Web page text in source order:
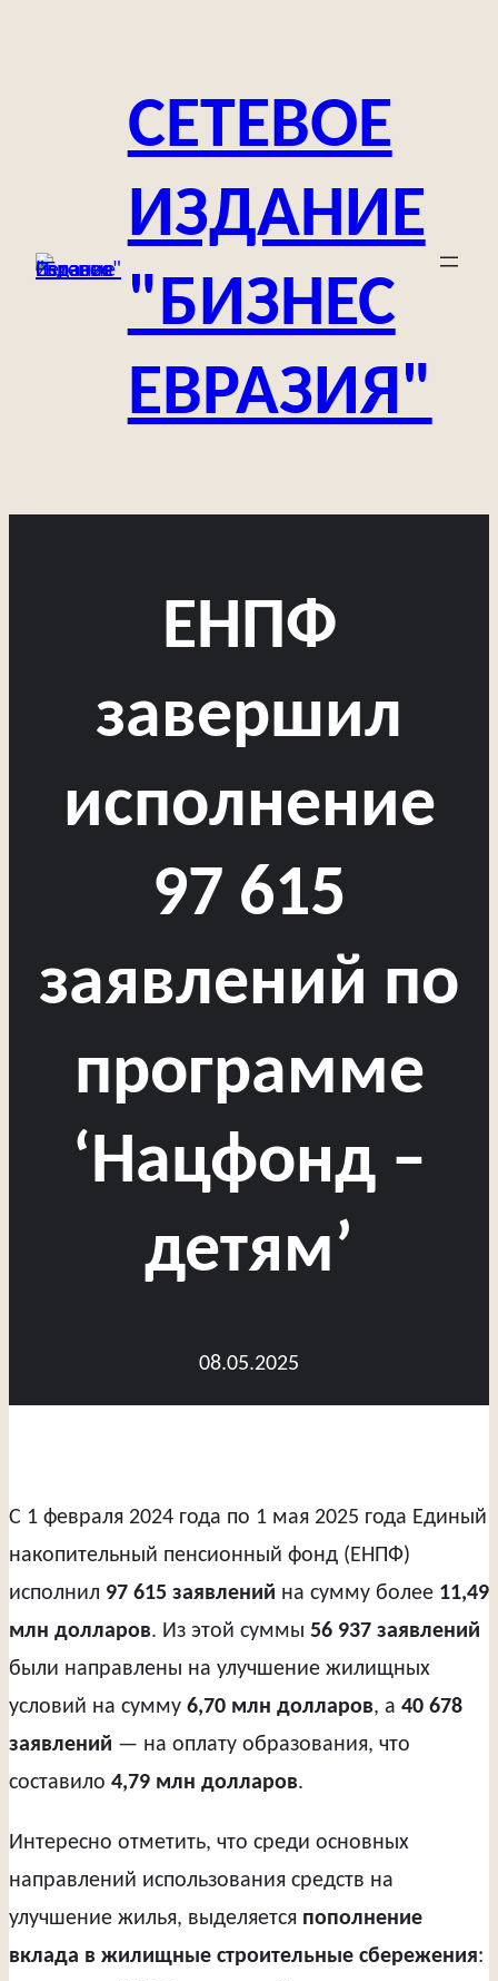
содержимомуСЕТЕВОЕ
ИЗДАНИЕ
"БИЗНЕС
ЕВРАЗИЯ"
ЕНПФ
завершил
исполнение
97 615
заявлений по
программе
‘Нацфонд –
детям’
08.05.2025
С 1 февраля 2024 года по 1 мая 2025 года Единый
накопительный пенсионный фонд (ЕНПФ)
исполнил 97 615 заявлений на сумму более 11,49
млн долларов. Из этой суммы 56 937 заявлений
были направлены на улучшение жилищных
условий на сумму 6,70 млн долларов, а 40 678
заявлений — на оплату образования, что
составило 4,79 млн долларов.
Интересно отметить, что среди основных
направлений использования средств на
улучшение жилья, выделяется пополнение
вклада в жилищные строительные сбережения: